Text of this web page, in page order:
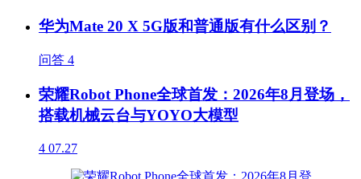
华为Mate 20 X 5G版和普通版有什么区别？
问答 4
荣耀Robot Phone全球首发：2026年8月登场，
搭载机械云台与YOYO大模型
4 07.27